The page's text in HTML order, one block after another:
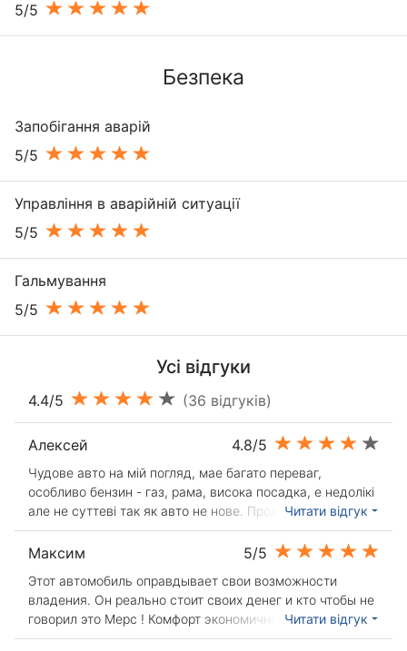
5/5
Безпека
Запобігання аварій
5/5
Управління в аварійній ситуації
5/5
Гальмування
5/5
Усі відгуки
4.4/5 (36 відгуків)
Алексей 4.8/5
Чудове авто на мій погляд, мае багато переваг,
особливо бензин - газ, рама, висока посадка, е недолікі
але не суттеві так як авто не нове. Продавати
передумав. Всетакі тяжке безпечне авто, для моей
сімьй пидходить!
Читати відгук
Максим 5/5
Этот автомобиль оправдывает свои возможности
владения. Он реально стоит своих денег и кто чтобы не
говорил это Мерс ! Комфорт экономичность и
надёжность все вы найдёте здесь.
Читати відгук